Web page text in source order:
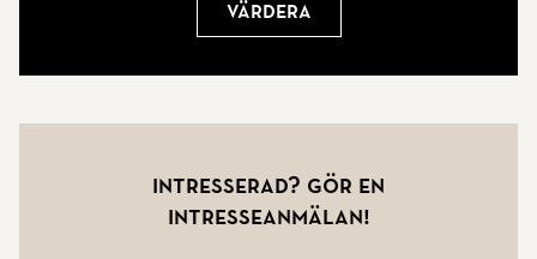
Värdera
Intresserad? Gör en
intresseanmälan!